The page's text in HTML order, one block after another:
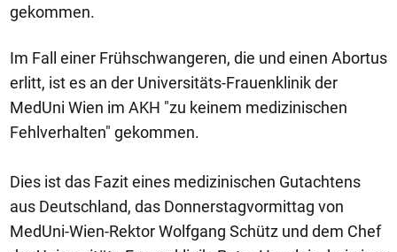
gekommen.
Im Fall einer Frühschwangeren, die und einen Abortus
erlitt, ist es an der Universitäts-Frauenklinik der
MedUni Wien im AKH "zu keinem medizinischen
Fehlverhalten" gekommen.
Dies ist das Fazit eines medizinischen Gutachtens
aus Deutschland, das Donnerstagvormittag von
MedUni-Wien-Rektor Wolfgang Schütz und dem Chef